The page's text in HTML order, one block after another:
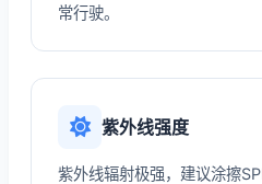
常行驶。
紫外线强度
紫外线辐射极强，建议涂擦